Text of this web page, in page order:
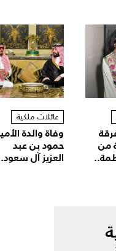
من
عائلات ملكية
وفاة والدة
حمود بن عبد
العزيز آل